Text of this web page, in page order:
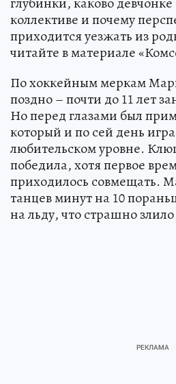
коллективе и почему
приходится уезжать из
читайте в материале
По хоккейным меркам
поздно – почти до 11 лет
Но перед глазами был
который и по сей день
любительском уровне.
победила, хотя первое
приходилось совмещать.
танцев минут на 10
на льду, что страшно